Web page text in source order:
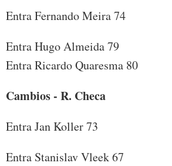
Entra Fernando Meira 74
Entra Hugo Almeida 79
Entra Ricardo Quaresma 80
Cambios - R. Checa
Entra Jan Koller 73
Entra Stanislav Vleek 67